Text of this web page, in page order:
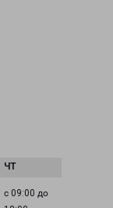
с 09:00 до